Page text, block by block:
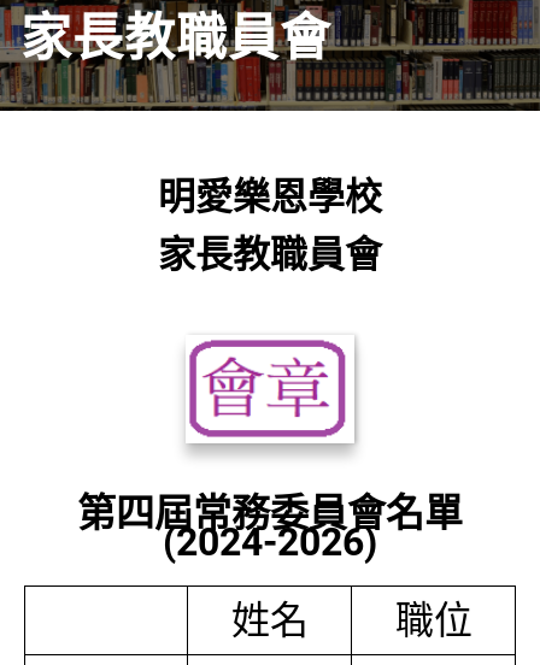
家長教職員會
明愛樂恩學校
家長教職員會
第四屆常務委員會名單
(2024-2026)
姓名
職位